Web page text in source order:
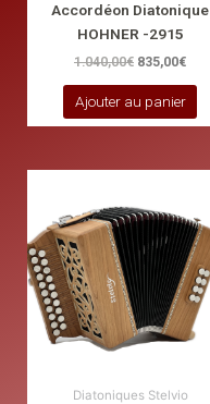
Accordéon Diatonique
HOHNER -2915
1.040,00€ 835,00€
Ajouter au panier
Diatoniques Stelvio